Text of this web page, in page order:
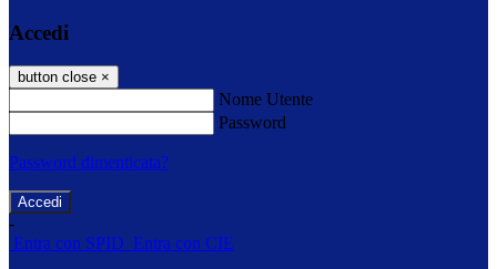
Accedi
button close ×
Nome Utente
Password
Password dimenticata?
-
Entra con SPID Entra con CIE